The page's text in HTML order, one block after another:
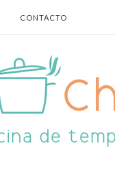
CONTACTO